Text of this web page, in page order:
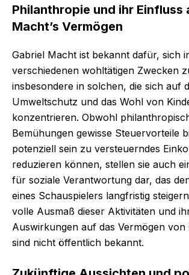
Philanthropie und ihr Einfluss
Macht’s Vermögen
Gabriel Macht ist bekannt dafür, sich
verschiedenen wohltätigen Zwecken
insbesondere in solchen, die sich auf
Umweltschutz und das Wohl von
konzentrieren. Obwohl
Bemühungen gewisse Steuervorteile
potenziell sein zu versteuerndes
reduzieren können, stellen sie auch
für soziale Verantwortung dar, das
eines Schauspielers langfristig
volle Ausmaß dieser Aktivitäten und
Auswirkungen auf das Vermögen von
sind nicht öffentlich bekannt.